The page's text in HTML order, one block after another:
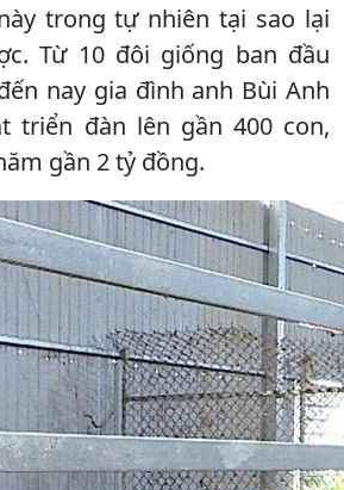
trong tự nhiên tại sao lại
Từ 10 đôi giống ban đầu
nay gia đình anh Bùi Anh
triển đàn lên gần 400 con,
gần 2 tỷ đồng.